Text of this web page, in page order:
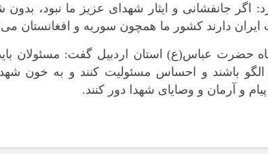
اگر جانفشانی و ایثار شهدای عزیز ما نبود،
ایران دارند کشور ما همچون سوریه و افغانستان
حضرت عباس(ع) استان اردبیل گفت: مسئولان
باشند و احساس مسئولیت کنند و به خون
و آرمان و وصایای شهدا دور کنند.